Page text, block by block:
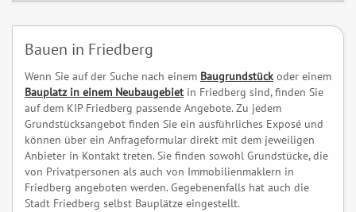
Bauen in Friedberg
Wenn Sie auf der Suche nach einem Baugrundstück oder einem
Bauplatz in einem Neubaugebiet in Friedberg sind, finden Sie
auf dem KIP Friedberg passende Angebote. Zu jedem
Grundstücksangebot finden Sie ein ausführliches Exposé und
können über ein Anfrageformular direkt mit dem jeweiligen
Anbieter in Kontakt treten. Sie finden sowohl Grundstücke, die
von Privatpersonen als auch von Immobilienmaklern in
Friedberg angeboten werden. Gegebenenfalls hat auch die
Stadt Friedberg selbst Bauplätze eingestellt.